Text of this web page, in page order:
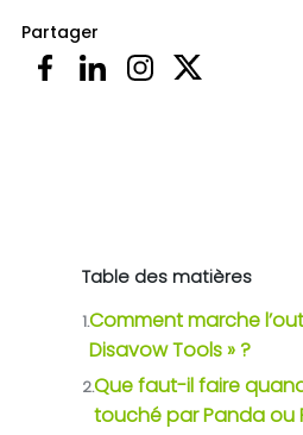
Partager
Table des matières
1.Comment marche
Disavow Tools » ?
2.Que faut-il faire
touché par Panda ou